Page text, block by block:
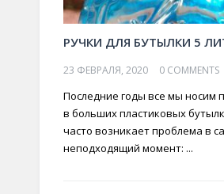
РУЧКИ ДЛЯ БУТЫЛКИ 5
23 ФЕВРАЛЯ, 2020 0 COMMENTS
Последние годы все мы носим
в больших пластиковых
часто возникает проблема в
неподходящий момент: ...